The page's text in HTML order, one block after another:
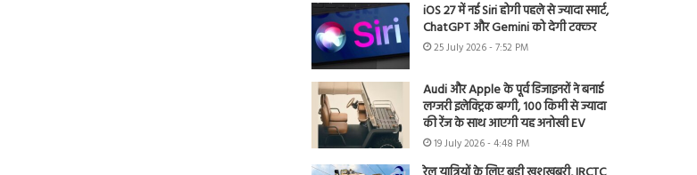
iOS 27 में नई Siri होगी पहले से ज्यादा स्मार्ट,
ChatGPT और Gemini को देगी टक्कर
25 July 2026 - 7:52 PM
Audi और Apple के पूर्व डिजाइनरों ने बनाई
लग्जरी इलेक्ट्रिक बग्गी, 100 किमी से ज्यादा
की रेंज के साथ आएगी यह अनोखी EV
19 July 2026 - 4:48 PM